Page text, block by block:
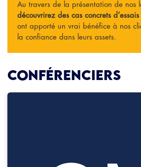
Au travers de la présentation de nos
découvrirez des cas concrets
ont apporté un vrai bénéfice à nos
la confiance dans leurs assets.
Conférenciers